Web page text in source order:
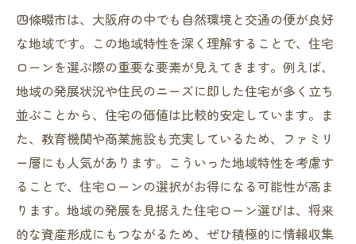
四條畷市は、大阪府の中でも自然環境と交通の便が良好
な地域です。この地域特性を深く理解することで、住宅
ローンを選ぶ際の重要な要素が見えてきます。例えば、
地域の発展状況や住民のニーズに即した住宅が多く立ち
並ぶことから、住宅の価値は比較的安定しています。ま
た、教育機関や商業施設も充実しているため、ファミリ
ー層にも人気があります。こういった地域特性を考慮す
ることで、住宅ローンの選択がお得になる可能性が高ま
ります。地域の発展を見据えた住宅ローン選びは、将来
的な資産形成にもつながるため、ぜひ積極的に情報収集